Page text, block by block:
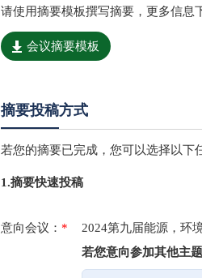
请使用摘要模板撰写摘要，更多信息
会议摘要模板
摘要投稿方式
若您的摘要已完成，您可以选择以下
1.摘要快速投稿
意向会议： *
2024第九届能源，环
若您意向参加其他主